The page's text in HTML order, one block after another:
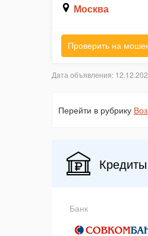
Москва
Проверить на
Дата объявления:
Перейти в рубрику
Банк